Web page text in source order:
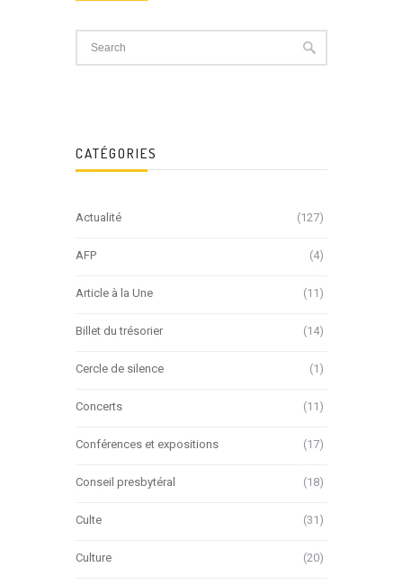
CATÉGORIES
Actualité (127)
AFP (4)
Article à la Une (11)
Billet du trésorier (14)
Cercle de silence (1)
Concerts (11)
Conférences et expositions (17)
Conseil presbytéral (18)
Culte (31)
Culture (20)